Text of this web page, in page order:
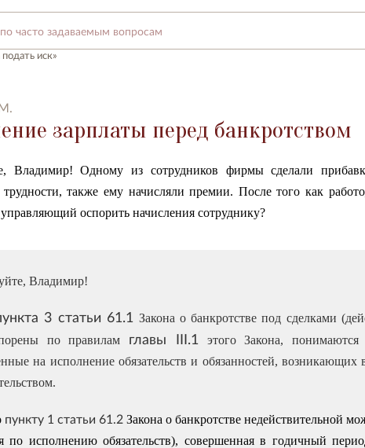
иск»
зарплаты перед банкротством
Владимир! Одному из сотрудников фирмысделали
также ему начисляли премии. После того как
оспорить начисления сотруднику?
Владимир!
3 статьи 61.1 Закона о банкротстве под сделками
по правилам главы III.1 этого Закона,
на исполнение обязательств и обязанностей, возникающих
пункту 1 статьи 61.2 Закона о банкротстве недействительной
по исполнению обязательств), совершенная в годичный